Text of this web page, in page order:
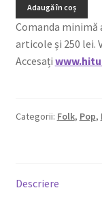
Adaugă în coș
Comanda minimă
articole și 250 lei.
Accesați
Categorii: Folk, Pop,
Descriere